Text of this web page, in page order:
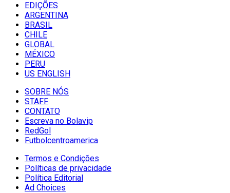
EDIÇÕES
ARGENTINA
BRASIL
CHILE
GLOBAL
MÉXICO
PERU
US ENGLISH
SOBRE NÓS
STAFF
CONTATO
Escreva no Bolavip
RedGol
Futbolcentroamerica
Termos e Condições
Políticas de privacidade
Política Editorial
Ad Choices